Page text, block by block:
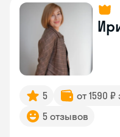
5 от 1590
5 отзывов